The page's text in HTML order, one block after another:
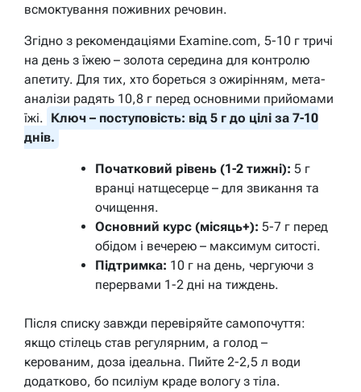
всмоктування поживних речовин.
Згідно з рекомендаціями Examine.com, 5-10 г тричі
на день з їжею – золота середина для контролю
апетиту. Для тих, хто бореться з ожирінням, мета-
аналізи радять 10,8 г перед основними прийомами
їжі. Ключ – поступовість: від 5 г до цілі за 7-10
днів.
Початковий рівень (1-2 тижні): 5 г
вранці натщесерце – для звикання та
очищення.
Основний курс (місяць+): 5-7 г перед
обідом і вечерею – максимум ситості.
Підтримка: 10 г на день, чергуючи з
перервами 1-2 дні на тиждень.
Після списку завжди перевіряйте самопочуття:
якщо стілець став регулярним, а голод –
керованим, доза ідеальна. Пийте 2-2,5 л води
додатково, бо псиліум краде вологу з тіла.